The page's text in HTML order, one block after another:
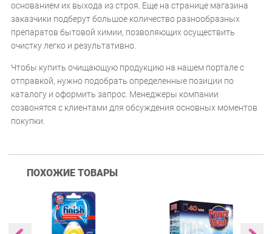
основанием их выхода из строя. Еще на странице магазина
заказчики подберут большое количество разнообразных
препаратов бытовой химии, позволяющих осуществить
очистку легко и результативно.
Чтобы купить очищающую продукцию на нашем портале с
отправкой, нужно подобрать определенные позиции по
каталогу и оформить запрос. Менеджеры компании
созвонятся с клиентами для обсуждения основных моментов
покупки.
ПОХОЖИЕ ТОВАРЫ